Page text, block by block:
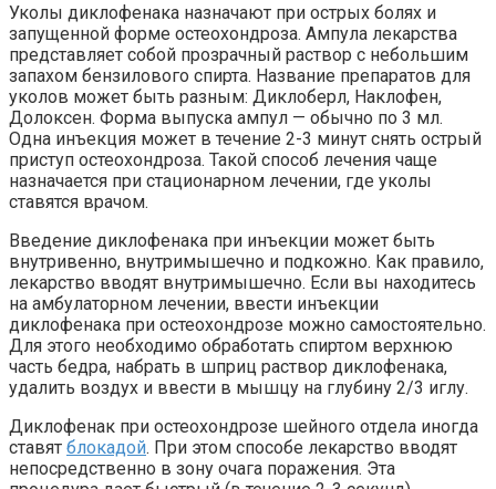
Уколы диклофенака назначают при острых болях и
запущенной форме остеохондроза. Ампула лекарства
представляет собой прозрачный раствор с небольшим
запахом бензилового спирта. Название препаратов для
уколов может быть разным: Диклоберл, Наклофен,
Долоксен. Форма выпуска ампул — обычно по 3 мл.
Одна инъекция может в течение 2-3 минут снять острый
приступ остеохондроза. Такой способ лечения чаще
назначается при стационарном лечении, где уколы
ставятся врачом.
Введение диклофенака при инъекции может быть
внутривенно, внутримышечно и подкожно. Как правило,
лекарство вводят внутримышечно. Если вы находитесь
на амбулаторном лечении, ввести инъекции
диклофенака при остеохондрозе можно самостоятельно.
Для этого необходимо обработать спиртом верхнюю
часть бедра, набрать в шприц раствор диклофенака,
удалить воздух и ввести в мышцу на глубину 2/3 иглу.
Диклофенак при остеохондрозе шейного отдела иногда
ставят блокадой. При этом способе лекарство вводят
непосредственно в зону очага поражения. Эта